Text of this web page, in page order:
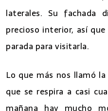
laterales. Su fachada
precioso interior, así
parada para visitarla.
Lo que más nos llamó
que se respira a casi
mañana hay mucho